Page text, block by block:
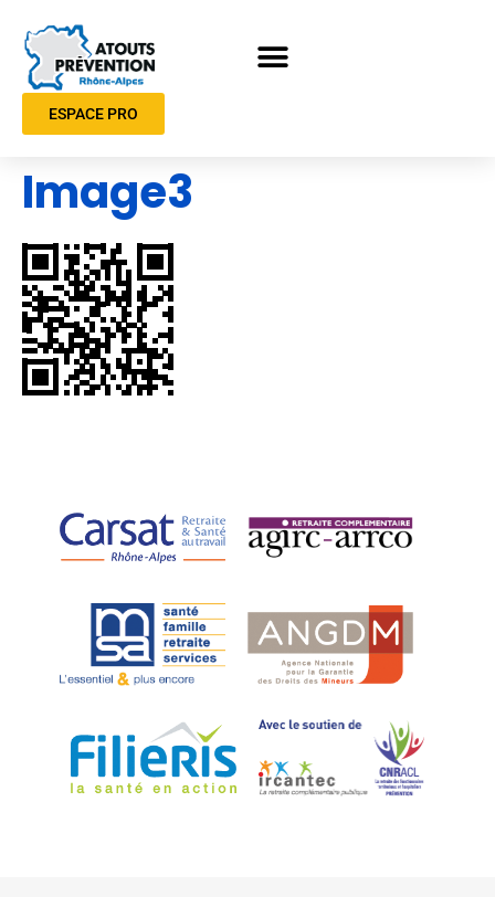
ESPACE PRO
Image3